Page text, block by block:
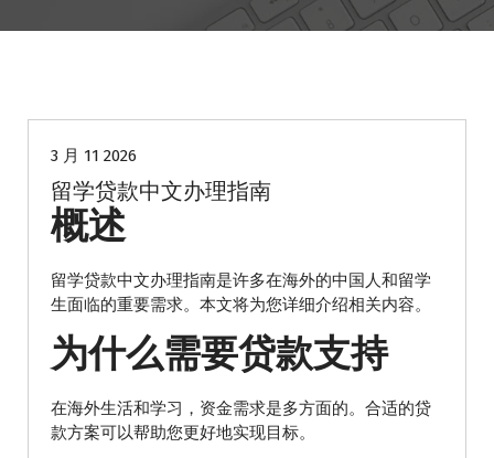
3 月 11 2026
留学贷款中文办理指南
概述
留学贷款中文办理指南是许多在海外的中国人和留学
生面临的重要需求。本文将为您详细介绍相关内容。
为什么需要贷款支持
在海外生活和学习，资金需求是多方面的。合适的贷
款方案可以帮助您更好地实现目标。